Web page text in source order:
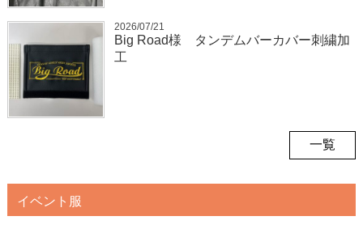
2026/07/21
Big Road様 タンデムバーカバー刺繍加
工
一覧
イベント服